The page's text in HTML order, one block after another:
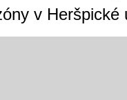
v Heršpické